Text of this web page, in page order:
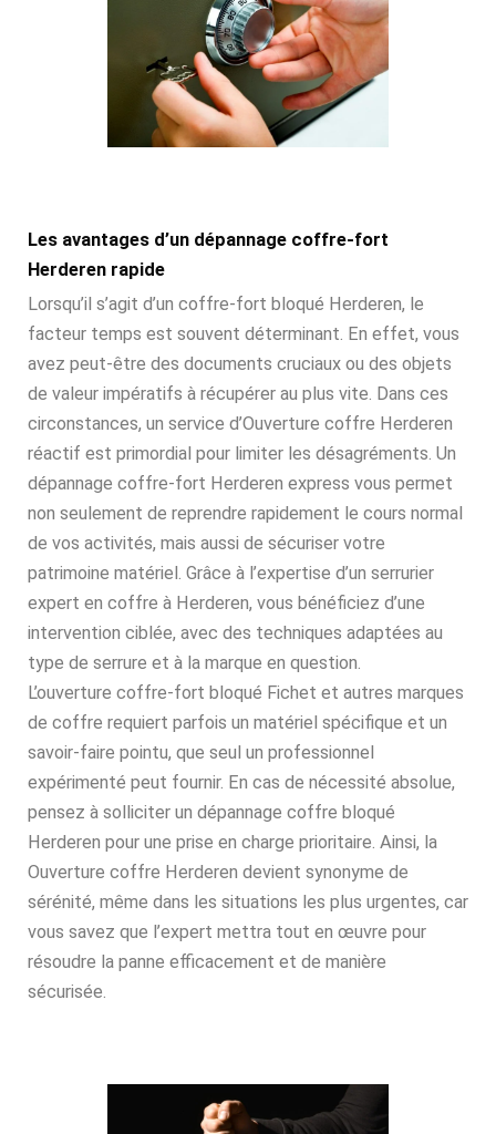
Les avantages d’un dépannage coffre-fort
Herderen rapide
Lorsqu’il s’agit d’un coffre-fort bloqué Herderen, le
facteur temps est souvent déterminant. En effet, vous
avez peut-être des documents cruciaux ou des objets
de valeur impératifs à récupérer au plus vite. Dans ces
circonstances, un service d’Ouverture coffre Herderen
réactif est primordial pour limiter les désagréments. Un
dépannage coffre-fort Herderen express vous permet
non seulement de reprendre rapidement le cours normal
de vos activités, mais aussi de sécuriser votre
patrimoine matériel. Grâce à l’expertise d’un serrurier
expert en coffre à Herderen, vous bénéficiez d’une
intervention ciblée, avec des techniques adaptées au
type de serrure et à la marque en question.
L’ouverture coffre-fort bloqué Fichet et autres marques
de coffre requiert parfois un matériel spécifique et un
savoir-faire pointu, que seul un professionnel
expérimenté peut fournir. En cas de nécessité absolue,
pensez à solliciter un dépannage coffre bloqué
Herderen pour une prise en charge prioritaire. Ainsi, la
Ouverture coffre Herderen devient synonyme de
sérénité, même dans les situations les plus urgentes, car
vous savez que l’expert mettra tout en œuvre pour
résoudre la panne efficacement et de manière
sécurisée.